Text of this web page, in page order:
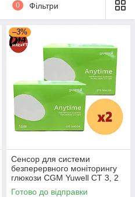
0 Фільтри
–3%
Сенсор для системи
безперервного моніторингу
глюкози CGM Yuwell CT 3, 2
пак.
Готово до відправки